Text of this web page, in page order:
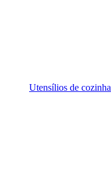
Utensílios de cozinha